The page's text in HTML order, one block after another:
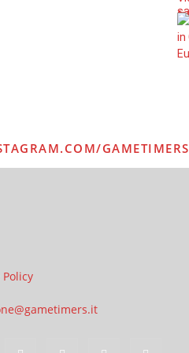
GAMETIMERS
Policy